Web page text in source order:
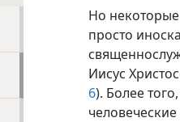
Но
просто
Иисус
6). Более